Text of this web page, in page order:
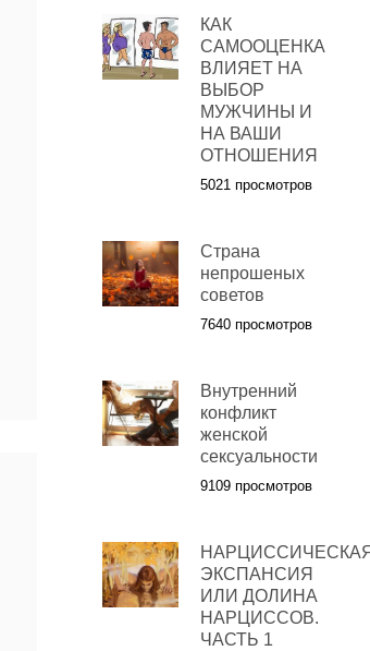
КАК
САМООЦЕНКА
ВЛИЯЕТ НА
ВЫБОР
МУЖЧИНЫ И
НА ВАШИ
ОТНОШЕНИЯ
5021 просмотров
Страна
непрошеных
советов
7640 просмотров
Внутренний
конфликт
женской
сексуальности
9109 просмотров
ЭКСПАНСИЯ
ИЛИ ДОЛИНА
НАРЦИССОВ.
ЧАСТЬ 1